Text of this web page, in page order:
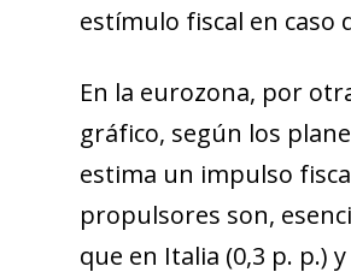
estímulo fiscal en caso
En la eurozona, por
gráfico, según los
estima un impulso
propulsores son,
que en Italia (0,3 p. p.)